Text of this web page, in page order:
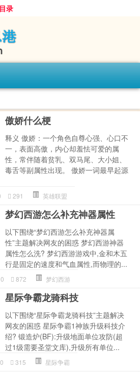
录
傲娇‌‌‌‌‌‌‌‌‌‌什么梗
释义 傲娇：一个角色自尊心强、心口不
一，表面高傲，内心却羞怯可爱的属
性，常伴随着贫乳、双马尾、大小姐、
毒舌等副属性出现。 傲娇一词最早起源
291 英雄联盟
梦幻西游怎么补充神器属性
以下围绕“梦幻西游怎么补充神器属
性”主题解决网友的困惑 梦幻西游神器
属性怎么洗? 梦幻西游游戏中,金和木五
行是固定的速度和气血属性,而物理的...
0 872 梦幻西游
星际争霸龙骑科技
以下围绕“星际争霸龙骑科技”主题解决
网友的困惑 星际争霸1神族升级科技介
绍? 锻造炉(BF):升级地面单位攻防(超
过1级需要圣堂文库),升级所有单位...
0 315 星际争霸